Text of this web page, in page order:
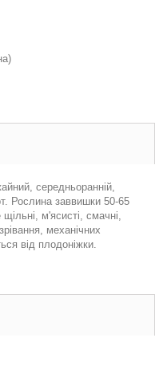
середньоранній,
Рослина заввишки 50-65
м'ясисті, смачні,
механічних
від плодоніжки.